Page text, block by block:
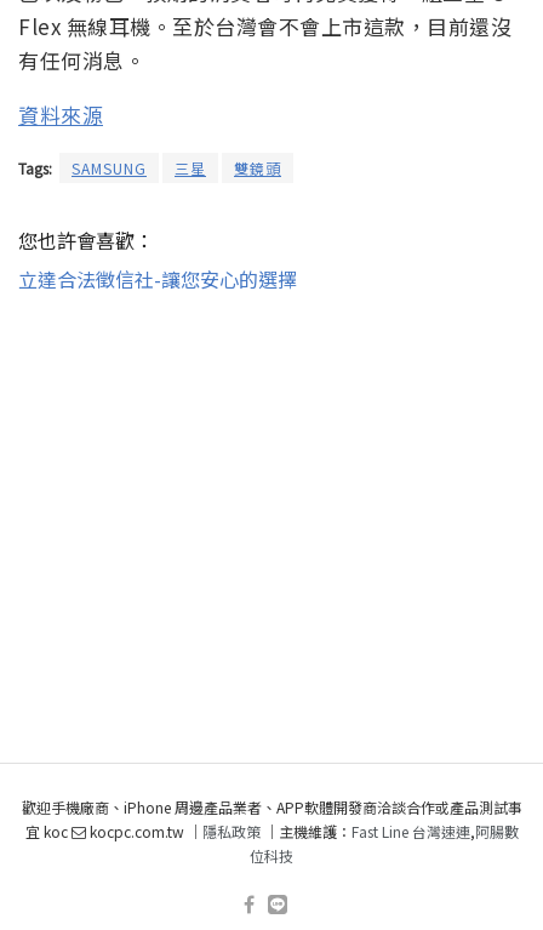
Flex 無線耳機。至於台灣會不會上市這款，目前還沒
有任何消息。
資料來源
Tags: SAMSUNG 三星 雙鏡頭
您也許會喜歡：
立達合法徵信社-讓您安心的選擇
歡迎手機廠商、iPhone 周邊產品業者、APP軟體開發商洽談合作或產品測試事
宜 koc
kocpc.com.tw ｜ 隱私政策｜主機維護： Fast Line 台灣速連,阿腸數
位科技